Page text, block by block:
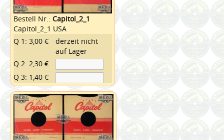
Bestell Nr.:Capitol_2_1
Capitol_2_1 USA
Q 1: 3,00 €
derzeit nicht
auf Lager
Q 2: 2,30 €
Q 3: 1,40 €